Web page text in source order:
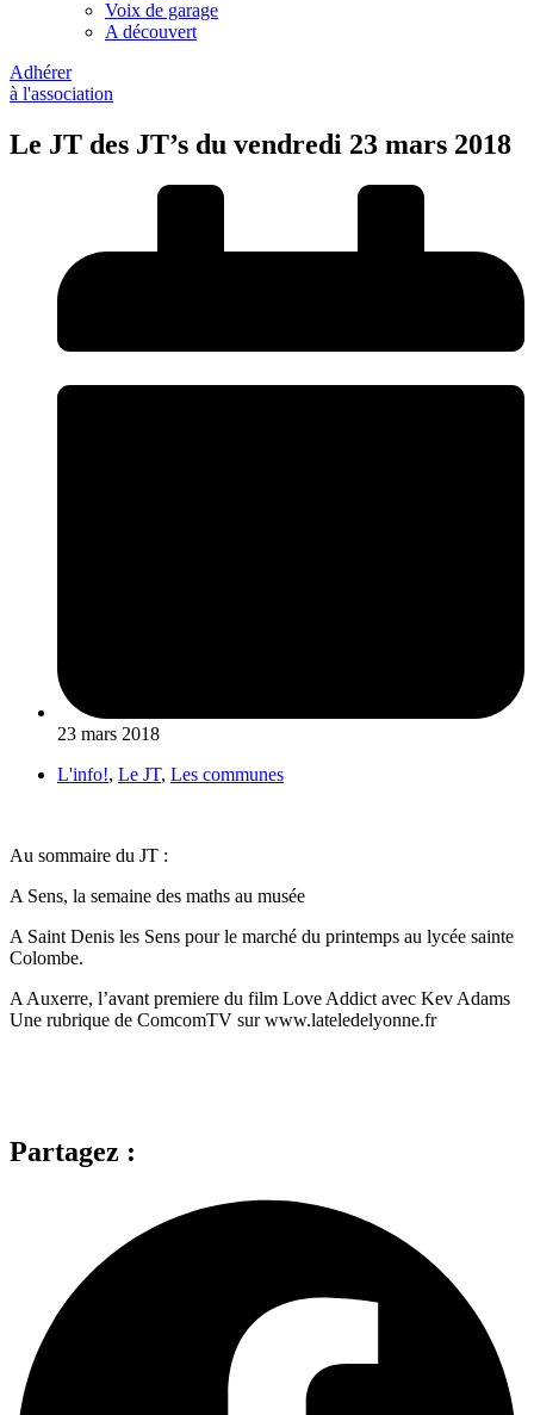
Voix de garage
A découvert
Adhérer
à l'association
Le JT des JT’s du vendredi 23 mars 2018
23 mars 2018
L'info!, Le JT, Les communes
Au sommaire du JT :
A Sens, la semaine des maths au musée
A Saint Denis les Sens pour le marché du printemps au lycée sainte
Colombe.
A Auxerre, l’avant premiere du film Love Addict avec Kev Adams
Une rubrique de ComcomTV sur www.lateledelyonne.fr
Partagez :